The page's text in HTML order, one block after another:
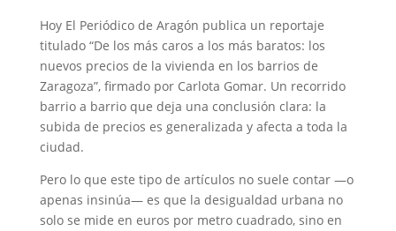
Hoy El Periódico de Aragón publica un reportaje
titulado “De los más caros a los más baratos: los
nuevos precios de la vivienda en los barrios de
Zaragoza”, firmado por Carlota Gomar. Un recorrido
barrio a barrio que deja una conclusión clara: la
subida de precios es generalizada y afecta a toda la
ciudad.
Pero lo que este tipo de artículos no suele contar —o
apenas insinúa— es que la desigualdad urbana no
solo se mide en euros por metro cuadrado, sino en